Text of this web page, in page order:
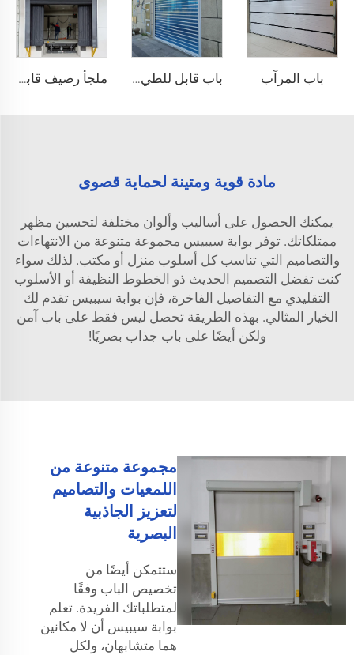
باب المرآب باب قابل للطي بلوري ملجأ رصيف قابل للنفخ
مادة قوية ومتينة لحماية قصوى
يمكنك الحصول على أساليب وألوان مختلفة لتحسين مظهر
ممتلكاتك. توفر بوابة سيبيس مجموعة متنوعة من الانتهاءات
والتصاميم التي تناسب كل أسلوب منزل أو مكتب. لذلك سواء
كنت تفضل التصميم الحديث ذو الخطوط النظيفة أو الأسلوب
التقليدي مع التفاصيل الفاخرة، فإن بوابة سيبيس تقدم لك
الخيار المثالي. بهذه الطريقة تحصل ليس فقط على باب آمن
ولكن أيضًا على باب جذاب بصريًا!
مجموعة متنوعة من
اللمعيات والتصاميم
لتعزيز الجاذبية
البصرية
ستتمكن أيضًا من
تخصيص الباب وفقًا
لمتطلباتك الفريدة. تعلم
بوابة سيبيس أن لا مكانين
هما متشابهان، ولكل